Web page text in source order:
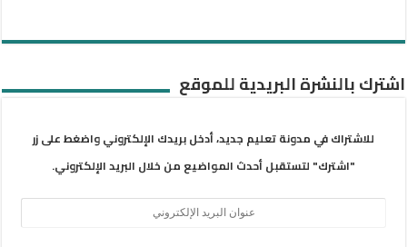
اشترك بالنشرة البريدية للموقع
للاشتراك في مدونة تعليم جديد، أدخل بريدك الإلكتروني واضغط على زر
"اشترك" لتستقبل أحدث المواضيع من خلال البريد الإلكتروني.